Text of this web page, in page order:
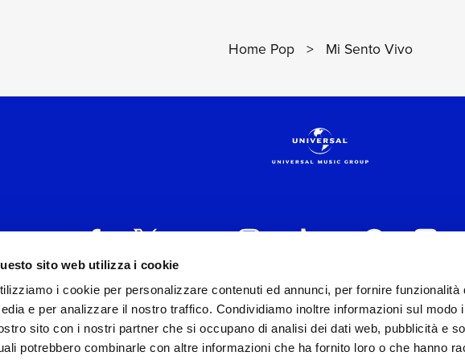
sito web utilizza i cookie
i cookie per personalizzare contenuti ed annunci, per fornire funzionalità
e per analizzare il nostro traffico. Condividiamo inoltre informazioni sul modo
sito con i nostri partner che si occupano di analisi dei dati web, pubblicità e
potrebbero combinarle con altre informazioni che ha fornito loro o che hanno
Home Pop > Mi Sento Vivo
UNIVERSAL MUSIC ITALIA s.r.l. (Società con unico socio) | Via
P.IVA IT03802730154 Iscritta al REA di Milano con il numero
Capitale sociale Euro 2.000.000 interamente